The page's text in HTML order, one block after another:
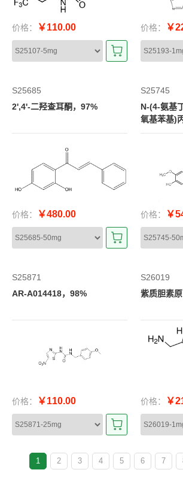
价格： ￥110.00 价格： ￥
S25685
2',4'-二羟查耳酮，97%
价格： ￥480.00
S25745
N-(4-氨基
氧基苯基)
价格： ￥
S25871
AR-A014418，98%
价格： ￥110.00
S26019
紫质胆素
价格： ￥
1 2 3 4 5 6 7